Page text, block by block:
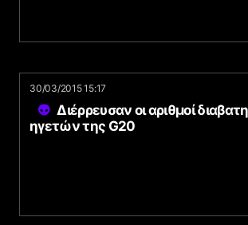
30/03/2015 15:17
Διέρρευσαν οι αριθμοί
ηγετών της G20